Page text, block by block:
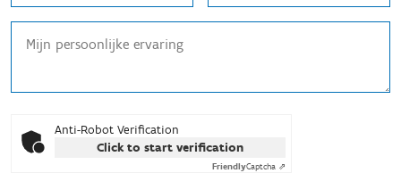
Anti-Robot Verification
Click to start verification
FriendlyCaptcha ⇗